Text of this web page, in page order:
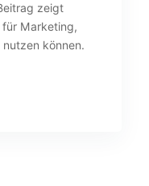
zeigt
für Marketing,
können.